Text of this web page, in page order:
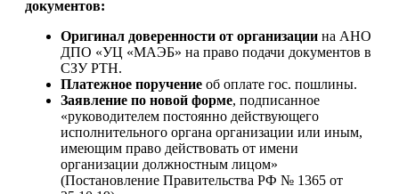
документов:
Оригинал доверенности от организации на АНО
ДПО «УЦ «МАЭБ» на право подачи документов в
СЗУ РТН.
Платежное поручение об оплате гос. пошлины.
Заявление по новой форме, подписанное
«руководителем постоянно действующего
исполнительного органа организации или иным,
имеющим право действовать от имени
организации должностным лицом»
(Постановление Правительства РФ № 1365 от